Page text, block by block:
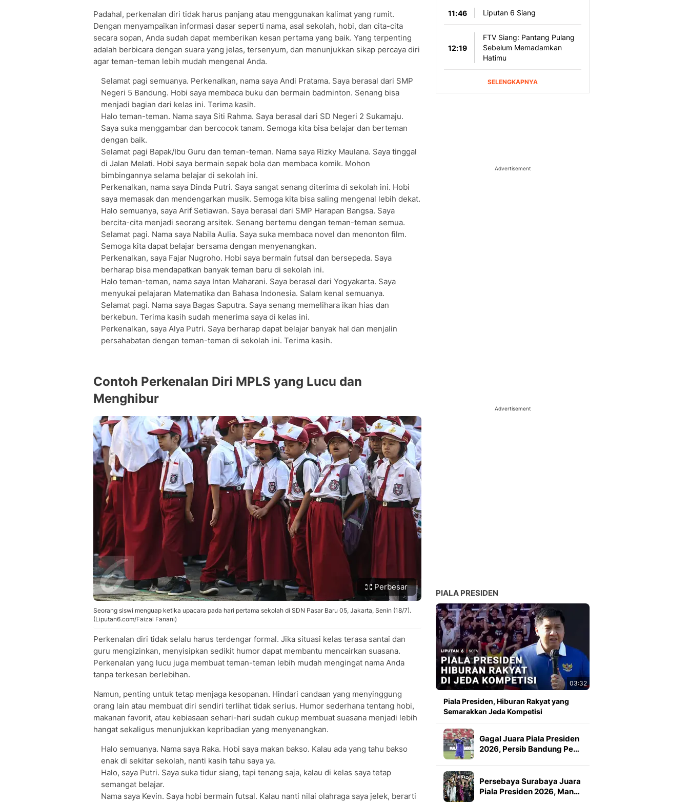
Padahal, perkenalan diri tidak harus panjang atau menggunakan kalimat yang rumit.
Dengan menyampaikan informasi dasar seperti nama, asal sekolah, hobi, dan cita-cita
secara sopan, Anda sudah dapat memberikan kesan pertama yang baik. Yang terpenting
adalah berbicara dengan suara yang jelas, tersenyum, dan menunjukkan sikap percaya diri
agar teman-teman lebih mudah mengenal Anda.
Selamat pagi semuanya. Perkenalkan, nama saya Andi Pratama. Saya berasal dari SMP
Negeri 5 Bandung. Hobi saya membaca buku dan bermain badminton. Senang bisa
menjadi bagian dari kelas ini. Terima kasih.
Halo teman-teman. Nama saya Siti Rahma. Saya berasal dari SD Negeri 2 Sukamaju.
Saya suka menggambar dan bercocok tanam. Semoga kita bisa belajar dan berteman
dengan baik.
Selamat pagi Bapak/Ibu Guru dan teman-teman. Nama saya Rizky Maulana. Saya tinggal
di Jalan Melati. Hobi saya bermain sepak bola dan membaca komik. Mohon
bimbingannya selama belajar di sekolah ini.
Perkenalkan, nama saya Dinda Putri. Saya sangat senang diterima di sekolah ini. Hobi
saya memasak dan mendengarkan musik. Semoga kita bisa saling mengenal lebih dekat.
Halo semuanya, saya Arif Setiawan. Saya berasal dari SMP Harapan Bangsa. Saya
bercita-cita menjadi seorang arsitek. Senang bertemu dengan teman-teman semua.
Selamat pagi. Nama saya Nabila Aulia. Saya suka membaca novel dan menonton film.
Semoga kita dapat belajar bersama dengan menyenangkan.
Perkenalkan, saya Fajar Nugroho. Hobi saya bermain futsal dan bersepeda. Saya
berharap bisa mendapatkan banyak teman baru di sekolah ini.
Halo teman-teman, nama saya Intan Maharani. Saya berasal dari Yogyakarta. Saya
menyukai pelajaran Matematika dan Bahasa Indonesia. Salam kenal semuanya.
Selamat pagi. Nama saya Bagas Saputra. Saya senang memelihara ikan hias dan
berkebun. Terima kasih sudah menerima saya di kelas ini.
Perkenalkan, saya Alya Putri. Saya berharap dapat belajar banyak hal dan menjalin
persahabatan dengan teman-teman di sekolah ini. Terima kasih.
Contoh Perkenalan Diri MPLS yang Lucu dan
Menghibur
Perbesar
Seorang siswi menguap ketika upacara pada hari pertama sekolah di SDN Pasar Baru 05, Jakarta, Senin (18/7).
(Liputan6.com/Faizal Fanani)
Perkenalan diri tidak selalu harus terdengar formal. Jika situasi kelas terasa santai dan
guru mengizinkan, menyisipkan sedikit humor dapat membantu mencairkan suasana.
Perkenalan yang lucu juga membuat teman-teman lebih mudah mengingat nama Anda
tanpa terkesan berlebihan.
Namun, penting untuk tetap menjaga kesopanan. Hindari candaan yang menyinggung
orang lain atau membuat diri sendiri terlihat tidak serius. Humor sederhana tentang hobi,
makanan favorit, atau kebiasaan sehari-hari sudah cukup membuat suasana menjadi lebih
hangat sekaligus menunjukkan kepribadian yang menyenangkan.
Halo semuanya. Nama saya Raka. Hobi saya makan bakso. Kalau ada yang tahu bakso
enak di sekitar sekolah, nanti kasih tahu saya ya.
Halo, saya Putri. Saya suka tidur siang, tapi tenang saja, kalau di kelas saya tetap
semangat belajar.
Nama saya Kevin. Saya hobi bermain futsal. Kalau nanti nilai olahraga saya jelek, berarti
Advertisement
Advertisement
PIALA PRESIDEN
03:32
Piala Presiden, Hiburan Rakyat yang
Semarakkan Jeda Kompetisi
Gagal Juara Piala Presiden
2026, Persib Bandung Pe…
Persebaya Surabaya Juara
Piala Presiden 2026, Man…